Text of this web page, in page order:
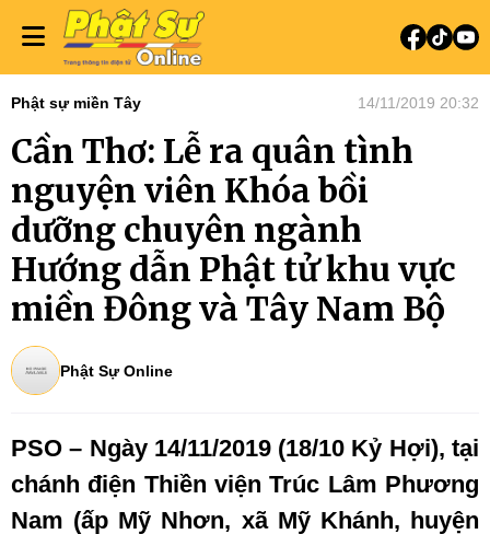
Phật sự miền Tây 14/11/2019 20:32
Cần Thơ: Lễ ra quân tình
nguyện viên Khóa bồi
dưỡng chuyên ngành
Hướng dẫn Phật tử khu vực
miền Đông và Tây Nam Bộ
Phật Sự Online
PSO – Ngày 14/11/2019 (18/10 Kỷ Hợi), tại
chánh điện Thiền viện Trúc Lâm Phương
Nam (ấp Mỹ Nhơn, xã Mỹ Khánh, huyện